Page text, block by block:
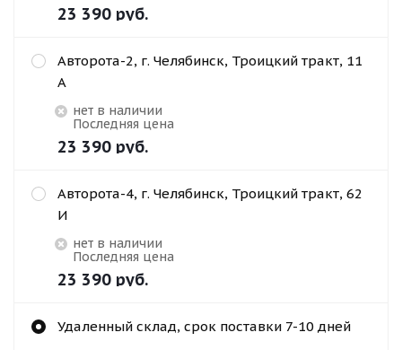
23 390 руб.
Авторота-2, г. Челябинск, Троицкий тракт, 11
А
Нет в наличии
Последняя цена
23 390 руб.
Авторота-4, г. Челябинск, Троицкий тракт, 62
И
Нет в наличии
Последняя цена
23 390 руб.
Удаленный склад, срок поставки 7-10 дней